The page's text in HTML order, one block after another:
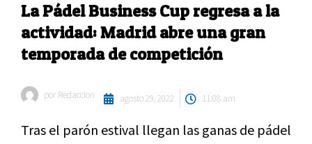
La Pádel Business Cup regresa a la
actividad: Madrid abre una gran
temporada de competición
por Redaccion agosto 29, 2022 11:08 am
Tras el parón estival llegan las ganas de pádel